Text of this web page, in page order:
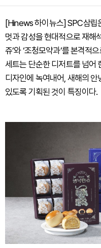
[Hinews 하이뉴스] SPC삼립
멋과 감성을 현대적으로 재해
쥬’와 ‘조청모약과’를 본격적
세트는 단순한 디저트를 넘어
디자인에 녹여내어, 새해의
있도록 기획된 것이 특징이다.